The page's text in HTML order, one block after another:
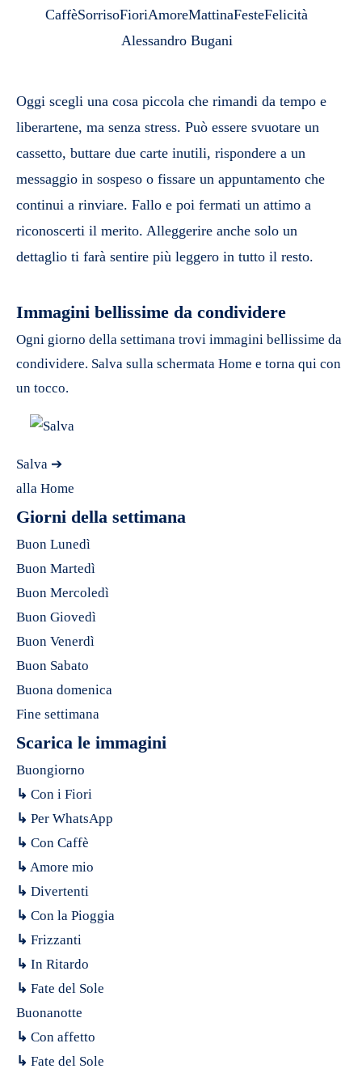
CaffèSorrisoFioriAmoreMattinaFesteFelicità
Alessandro Bugani
Oggi scegli una cosa piccola che rimandi da tempo e
liberartene, ma senza stress. Può essere svuotare un
cassetto, buttare due carte inutili, rispondere a un
messaggio in sospeso o fissare un appuntamento che
continui a rinviare. Fallo e poi fermati un attimo a
riconoscerti il merito. Alleggerire anche solo un
dettaglio ti farà sentire più leggero in tutto il resto.
Immagini bellissime da condividere
Ogni giorno della settimana trovi immagini bellissime da
condividere. Salva sulla schermata Home e torna qui con
un tocco.
Salva ➔
alla Home
Giorni della settimana
Buon Lunedì
Buon Martedì
Buon Mercoledì
Buon Giovedì
Buon Venerdì
Buon Sabato
Buona domenica
Fine settimana
Scarica le immagini
Buongiorno
↳ Con i Fiori
↳ Per WhatsApp
↳ Con Caffè
↳ Amore mio
↳ Divertenti
↳ Con la Pioggia
↳ Frizzanti
↳ In Ritardo
↳ Fate del Sole
Buonanotte
↳ Con affetto
↳ Fate del Sole